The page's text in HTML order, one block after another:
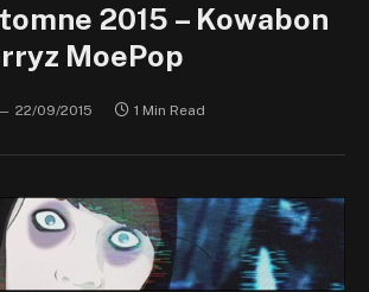
2015 – Kowabon
MoePop
22/09/2015 1 Min Read